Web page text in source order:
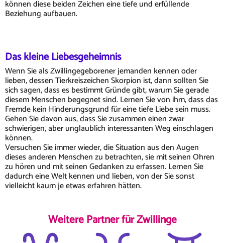
können diese beiden Zeichen eine tiefe und erfüllende
Beziehung aufbauen.
Das kleine Liebesgeheimnis
Wenn Sie als Zwillingegeborener jemanden kennen oder
lieben, dessen Tierkreiszeichen Skorpion ist, dann sollten Sie
sich sagen, dass es bestimmt Gründe gibt, warum Sie gerade
diesem Menschen begegnet sind. Lernen Sie von ihm, dass das
Fremde kein Hinderungsgrund für eine tiefe Liebe sein muss.
Gehen Sie davon aus, dass Sie zusammen einen zwar
schwierigen, aber unglaublich interessanten Weg einschlagen
können.
Versuchen Sie immer wieder, die Situation aus den Augen
dieses anderen Menschen zu betrachten, sie mit seinen Ohren
zu hören und mit seinen Gedanken zu erfassen. Lernen Sie
dadurch eine Welt kennen und lieben, von der Sie sonst
vielleicht kaum je etwas erfahren hätten.
Weitere Partner für Zwillinge